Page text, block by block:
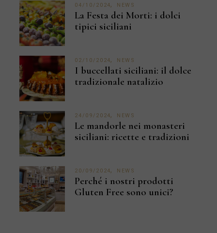
04/10/2024 NEWS
La Festa dei Morti: i dolci
tipici siciliani
02/10/2024 NEWS
I buccellati siciliani: il dolce
tradizionale natalizio
24/09/2024 NEWS
Le mandorle nei monasteri
siciliani: ricette e tradizioni
20/09/2024 NEWS
Perché i nostri prodotti
Gluten Free sono unici?